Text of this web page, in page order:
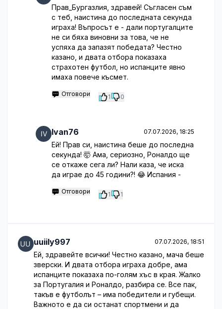
Прав_Бургазлия, здравей! Съгласен съм
с теб, наистина до последната секунда
играха! Въпросът е - дали португалците
не си бяха виновни за това, че не
успяха да запазят победата? Честно
казано, и двата отбора показаха
страхотен футбол, но испанците явно
имаха повече късмет.
Отговори 1 0
Ivan76 07.07.2026, 18:25
Ей! Прав си, наистина беше до последна
секунда! 🤯 Ама, сериозно, Роналдо ще
се откаже сега ли? Нали каза, че иска
да играе до 45 години?! 😂 Испания -
Отговори 1 1
uuiily997 07.07.2026, 18:51
Ей, здравейте всички! Честно казано, мача беше
зверски. И двата отбора играха добре, ама
испанците показаха по-голям хъс в края. Жалко
за Португалия и Роналдо, разбира се. Все пак,
такъв е футболът – има победители и губещи.
Важното е да си останат спортмени и да